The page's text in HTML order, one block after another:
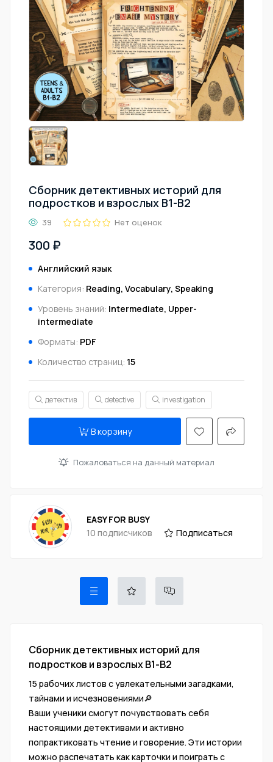
Сборник детективных историй для
подростков и взрослых В1-В2
39 Нет оценок
300 ₽
Английский язык
Категория: Reading, Vocabulary, Speaking
Уровень знаний: Intermediate, Upper-
intermediate
Форматы: PDF
Количество страниц: 15
детектив detective investigation
В корзину
Пожаловаться на данный материал
EASY FOR BUSY
10 подписчиков
Подписаться
Сборник детективных историй для
подростков и взрослых В1-В2
15 рабочих листов с увлекательными загадками,
тайнами и исчезновениями🔎
Ваши ученики смогут почувствовать себя
настоящими детективами и активно
попрактиковать чтение и говорение. Эти истории
можно распечатать как карточки и поиграть с